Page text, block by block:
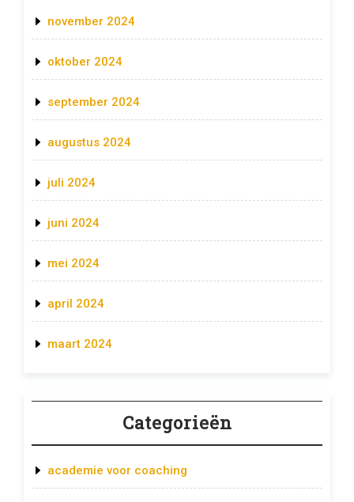
november 2024
oktober 2024
september 2024
augustus 2024
juli 2024
juni 2024
mei 2024
april 2024
maart 2024
Categorieën
academie voor coaching